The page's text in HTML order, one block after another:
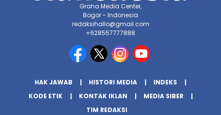
Graha Media Center,
Bogor - Indonesia
redaksihallo@gmail.com
+628557777888
HAK JAWAB HISTORI MEDIA
INDEKS
KODE ETIK
KONTAK IKLAN
MEDIA SIBER
TIM REDAKSI